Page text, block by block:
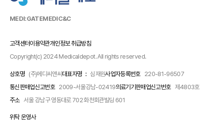
MEDI:GATEMEDIC&C
고객센터이용약관개인정보 취급방침
Copyright(c) 2024 Medicaldepot. All rights reserved.
상호명 (주)메디씨앤씨대표자명 : 심재원사업자등록번호
220-81-96507
통신판매업신고번호 2009-서울강남-02419의료기기판매업신고번호
제4803호
주소 서울 강남구 영동대로 702 화천회관빌딩 601
위탁 운영사